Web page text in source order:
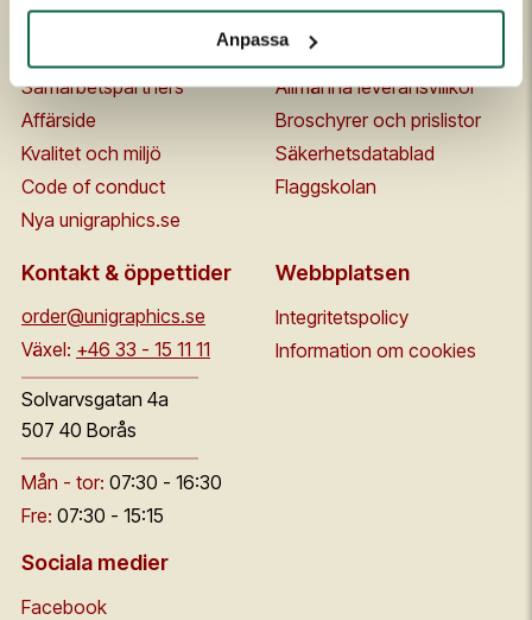
Anpassa
Medarbetare
Samarbetspartners
Affärside
Kvalitet och miljö
Code of conduct
Nya unigraphics.se
Om UniScore
Köpvillkor
Allmänna leveransvillkor
Broschyrer och prislistor
Säkerhetsdatablad
Flaggskolan
Kontakt & öppettider
order@unigraphics.se
Växel: +46 33 - 15 11 11
Solvarvsgatan 4a
507 40 Borås
Mån - tor: 07:30 - 16:30
Fre: 07:30 - 15:15
Webbplatsen
Integritetspolicy
Information om cookies
Sociala medier
Facebook